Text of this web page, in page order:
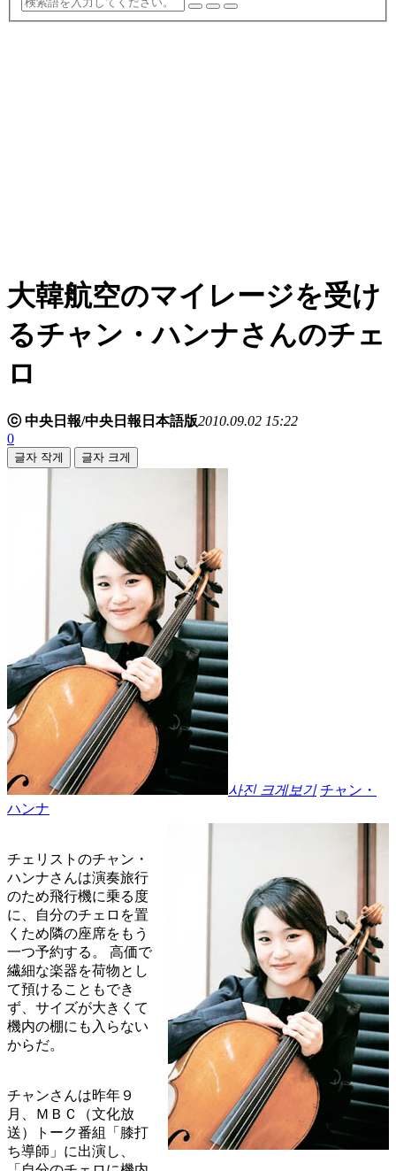
大韓航空のマイレージを受け
るチャン・ハンナさんのチェ
ロ
ⓒ 中央日報/中央日報日本語版2010.09.02 15:22
0
글자 작게 글자 크게
사진 크게보기 チャン・
ハンナ
チェリストのチャン・
ハンナさんは演奏旅行
のため飛行機に乗る度
に、自分のチェロを置
くため隣の座席をもう
一つ予約する。 高価で
繊細な楽器を荷物とし
て預けることもでき
ず、サイズが大きくて
機内の棚にも入らない
からだ。
チャンさんは昨年９
月、ＭＢＣ（文化放
送）トーク番組「膝打
ち導師」に出演し、